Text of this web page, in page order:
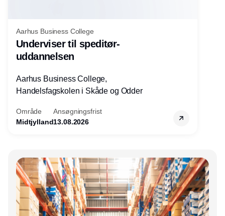
Aarhus Business College
Underviser til speditør-
uddannelsen
Aarhus Business College,
Handelsfagskolen i Skåde og Odder
Område
Midtjylland
Ansøgningsfrist
13.08.2026
Annonce